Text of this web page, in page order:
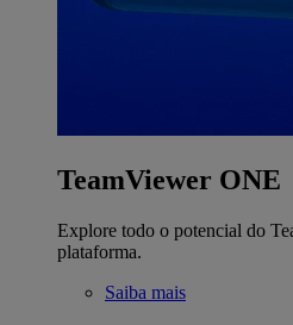
TeamViewer ONE
Explore todo o potencial do
plataforma.
Saiba mais